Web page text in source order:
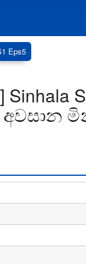
Eps5
Sinhala